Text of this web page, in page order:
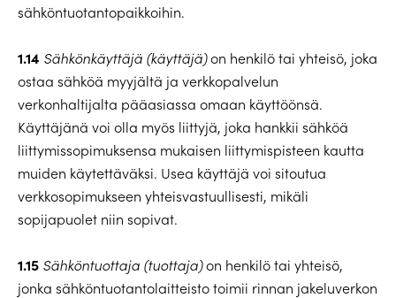
sähköntuotantopaikkoihin.
1.14 Sähkönkäyttäjä (käyttäjä)on henkilö tai yhteisö, joka
ostaa sähköä myyjältä ja verkkopalvelun
verkonhaltijalta pääasiassa omaan käyttöönsä.
Käyttäjänä voi olla myös liittyjä, joka hankkii sähköä
liittymissopimuksensa mukaisen liittymispisteen kautta
muiden käytettäväksi. Usea käyttäjä voi sitoutua
verkkosopimukseen yhteisvastuullisesti, mikäli
sopijapuolet niin sopivat.
1.15 Sähköntuottaja (tuottaja)on henkilö tai yhteisö,
jonka sähköntuotantolaitteisto toimii rinnan jakeluverkon